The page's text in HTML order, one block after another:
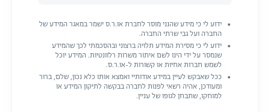
ידוע לי כי מידע שהנני מוסר לחברת או.ר.ס ישמר במאגר המידע של
החברה ועל גבי שרתי החברה.
ידוע לי כי מסירת המידע תלויה ברצוני ובהסכמתי לכך שהמידע
שנמסר על ידי הינו לשם איתור משרות רלוונטיות. המידע יוכל
לשמש חברות אחיות או קשורות ל-או.ר.ס.
ככל שאבקש לעיין במידע אודותיי ואמצא אותו כלא נכון, שלם, ברור
ומעודכן, אהיה רשאי לפנות לחברה בבקשה לתיקון המידע או
למוחקו, שתבחן לגופו של עניין.